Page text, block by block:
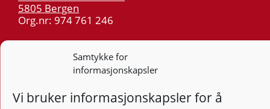
Samtykke for
informasjonskapsler
Vi bruker informasjonskapsler for å
5805 Bergen
Org.nr: 974 761 246
55 59 75 00
post@kt.no